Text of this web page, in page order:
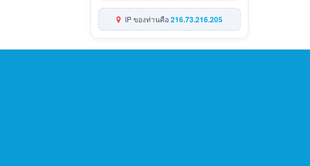
IP ของท่านคือ216.73.216.205